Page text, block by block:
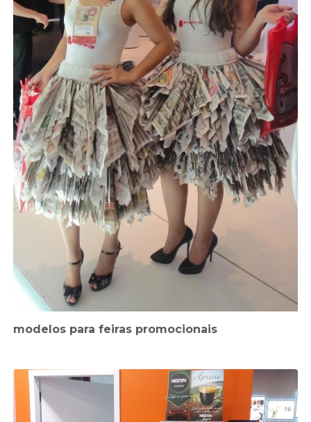
modelos para feiras promocionais